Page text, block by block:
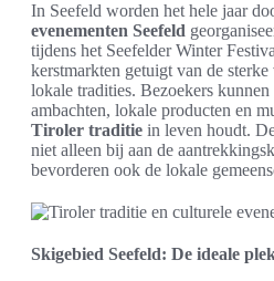
In Seefeld worden het hele jaar
evenementen Seefeld
tijdens het Seefelder Winter
kerstmarkten getuigt van de
lokale tradities. Bezoekers
ambachten, lokale producten en
Tiroler traditie in leven houdt.
niet alleen bij aan de
bevorderen ook de lokale
Skigebied Seefeld: De ideale